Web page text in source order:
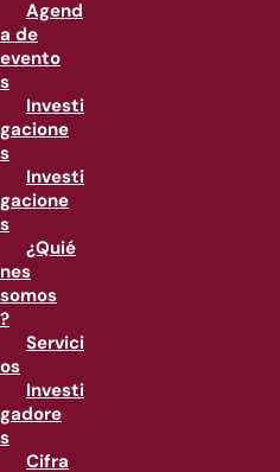
Agend
a de
evento
s
Investi
gacione
s
Investi
gacione
s
¿Quié
nes
somos
?
Servici
os
Investi
gadore
s
Cifra